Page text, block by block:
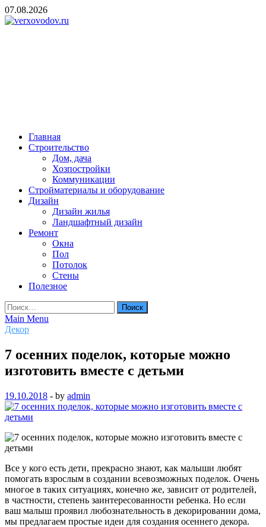
Skip
to
07.08.2026
Главная
Строительство
Дом, дача
Хозпостройки
Коммуникации
Стройматериалы и оборудование
Дизайн
Дизайн жилья
Ландшафтный дизайн
Ремонт
Окна
Пол
Потолок
Стены
Полезное
Найти:
Main Menu
Декор
7 осенних поделок, которые можно
изготовить вместе с детьми
19.10.2018 - by admin
Все у кого есть дети, прекрасно знают, как малыши любят
помогать взрослым в создании всевозможных поделок. Очень
многое в таких ситуациях, конечно же, зависит от родителей,
в частности, степень заинтересованности ребенка. Но если
ваш малыш проявил любознательность в декорировании дома,
мы предлагаем простые идеи для создания осеннего декора.